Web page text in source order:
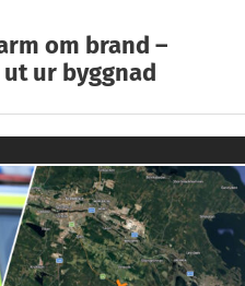
om brand –
ur byggnad